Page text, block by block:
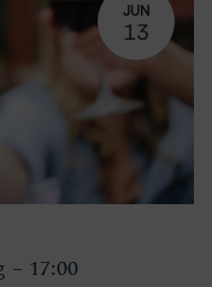
JUN
13
17:00